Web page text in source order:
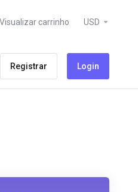
Visualizar carrinho USD
Registrar Login